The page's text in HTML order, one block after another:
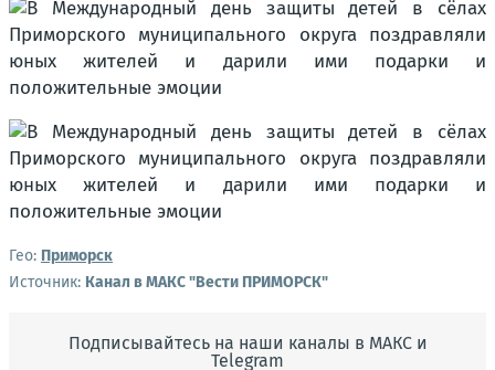
Гео: Приморск
Источник: Канал в МАКС "Вести ПРИМОРСК"
Подписывайтесь на наши каналы в МАКС и
Telegram